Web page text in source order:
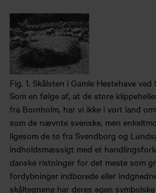
Fig. 1. Skålsten i Gamle Hestehave ved
Som en følge af, at de store
fra Bornholm, har vi ikke i vort land
som de nævnte svenske, men
ligesom de to fra Svendborg og
indholdsmæssigt med et
danske ristninger for det meste som
fordybninger indborede eller
skåltegnene har deres egen